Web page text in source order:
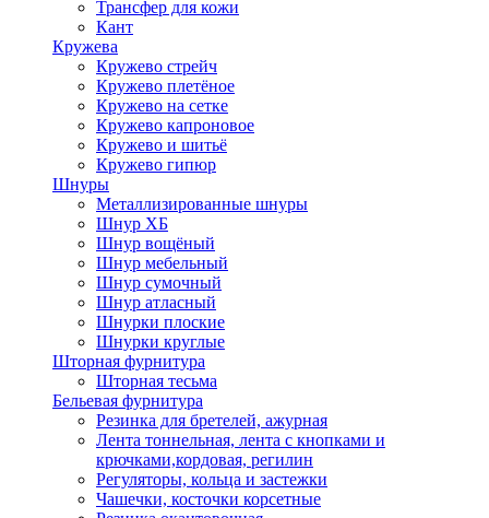
Трансфер для кожи
Кант
Кружева
Кружево стрейч
Кружево плетёное
Кружево на сетке
Кружево капроновое
Кружево и шитьё
Кружево гипюр
Шнуры
Металлизированные шнуры
Шнур ХБ
Шнур вощёный
Шнур мебельный
Шнур сумочный
Шнур атласный
Шнурки плоские
Шнурки круглые
Шторная фурнитура
Шторная тесьма
Бельевая фурнитура
Резинка для бретелей, ажурная
Лента тоннельная, лента с кнопками и
крючками,кордовая, регилин
Регуляторы, кольца и застежки
Чашечки, косточки корсетные